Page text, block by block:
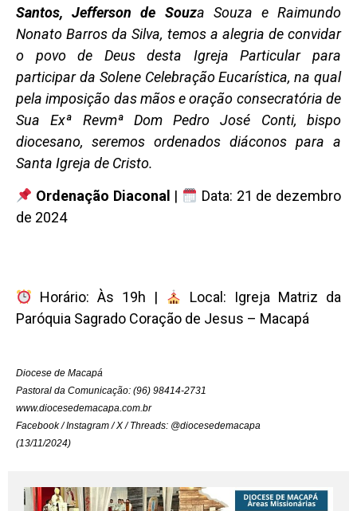
Santos,Jefferson de Souza Souza eRaimundo
Nonato Barros da Silva, temos a alegria de convidar
o povo de Deus desta Igreja Particular para
participar da Solene Celebração Eucarística, na qual
pela imposição das mãos e oração consecratória de
Sua Exª Revmª Dom Pedro José Conti, bispo
diocesano, seremos ordenados diáconos para a
Santa Igreja de Cristo.
Ordenação Diaconal |
Data: 21 de dezembro
de 2024
Horário: Às 19h |
Local: Igreja Matriz da
Paróquia Sagrado Coração de Jesus – Macapá
Diocese de Macapá
Pastoral da Comunicação: (96) 98414-2731
www.diocesedemacapa.com.br
Facebook / Instagram / X / Threads: @diocesedemacapa
(13/11/2024)